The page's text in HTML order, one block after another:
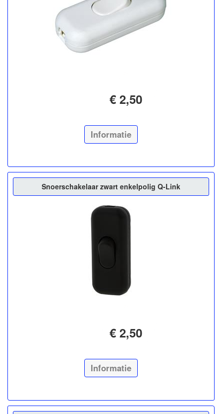
€ 2,50
Informatie
Snoerschakelaar zwart enkelpolig Q-Link
€ 2,50
Informatie